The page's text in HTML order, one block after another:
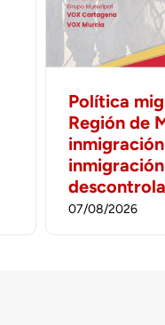
Política
Región de
07/08/2026